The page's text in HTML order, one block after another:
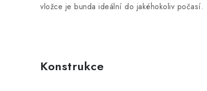
vložce je bunda ideální do jakéhokoliv počasí.
Konstrukce